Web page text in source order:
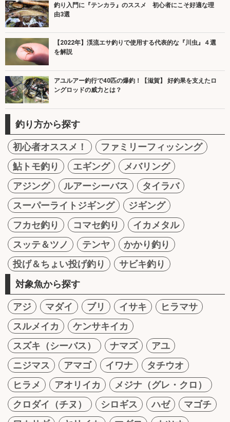
釣り入門に『テンカラ』のススメ 初心者にこそ好適な理
由3選
【2022年】渓流エサ釣りで使用する代表的な『川虫』４選
を解説
アユルアー釣行で40匹の爆釣！【滋賀】 好釣果を支えたロ
ングロッドの威力とは？
釣り方から探す
初心者オススメ！
ファミリーフィッシング
鮎トモ釣り
エギング
メバリング
アジング
ルアーシーバス
タイラバ
スーパーライトジギング
ジギング
フカセ釣り
コマセ釣り
イカメタル
スッテ＆ツノ
テンヤ
かかり釣り
投げ＆ちょい投げ釣り
サビキ釣り
対象魚から探す
アジ マダイ ブリ イサキ
ヒラマサ
スルメイカ
ケンサキイカ
スズキ（シーバス）
ナマズ
アユ
ニジマス
アマゴ イワナ
タチウオ
ヒラメ
アオリイカ
メジナ（グレ・クロ）
クロダイ（チヌ）
シロギス ハゼ
マゴチ